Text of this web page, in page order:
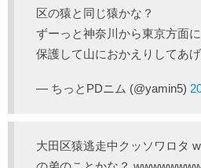
区の猿と同じ猿かな？
ずーっと神奈川から東京方面
保護して山におかえりしてあ
— ちっとPDニム (@yamin5)
大田区猿逃走中クッソワロタ